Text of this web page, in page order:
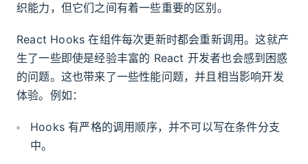
织能力，但它们之间有着一些重要的区别。
React Hooks 在组件每次更新时都会重新调用。这就产
生了一些即使是经验丰富的 React 开发者也会感到困惑
的问题。这也带来了一些性能问题，并且相当影响开发
体验。例如：
Hooks 有严格的调用顺序，并不可以写在条件分支
中。